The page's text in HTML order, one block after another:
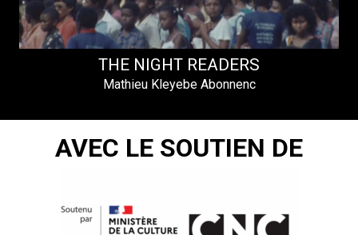
THE NIGHT READERS
Mathieu Kleyebe Abonnenc
AVEC LE SOUTIEN DE